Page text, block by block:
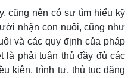
cũng nên có sự tìm hiểu kỹ
nhận con nuôi, cũng như
và các quy định của pháp
là phải tuân thủ đầy đủ các
kiện, trình tự, thủ tục đăng